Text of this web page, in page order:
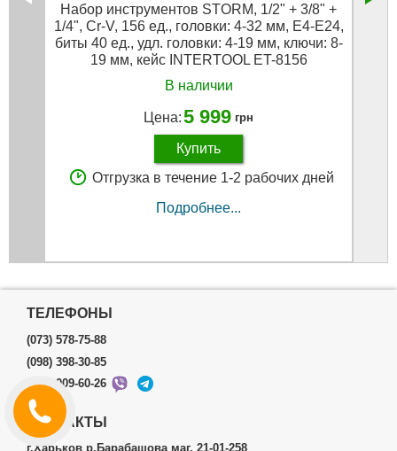
Набор инструментов STORM, 1/2" + 3/8" +
1/4", Cr-V, 156 ед., головки: 4-32 мм, E4-E24,
биты 40 ед., удл. головки: 4-19 мм, ключи: 8-
19 мм, кейс INTERTOOL ET-8156
В наличии
Цена:5 999 грн
Купить
Отгрузка в течение 1-2 рабочих дней
Подробнее...
ТЕЛЕФОНЫ
(073) 578-75-88
(098) 398-30-85
(099) 009-60-26
КОНТАКТЫ
г.Харьков р.Барабашова маг. 21-01-258